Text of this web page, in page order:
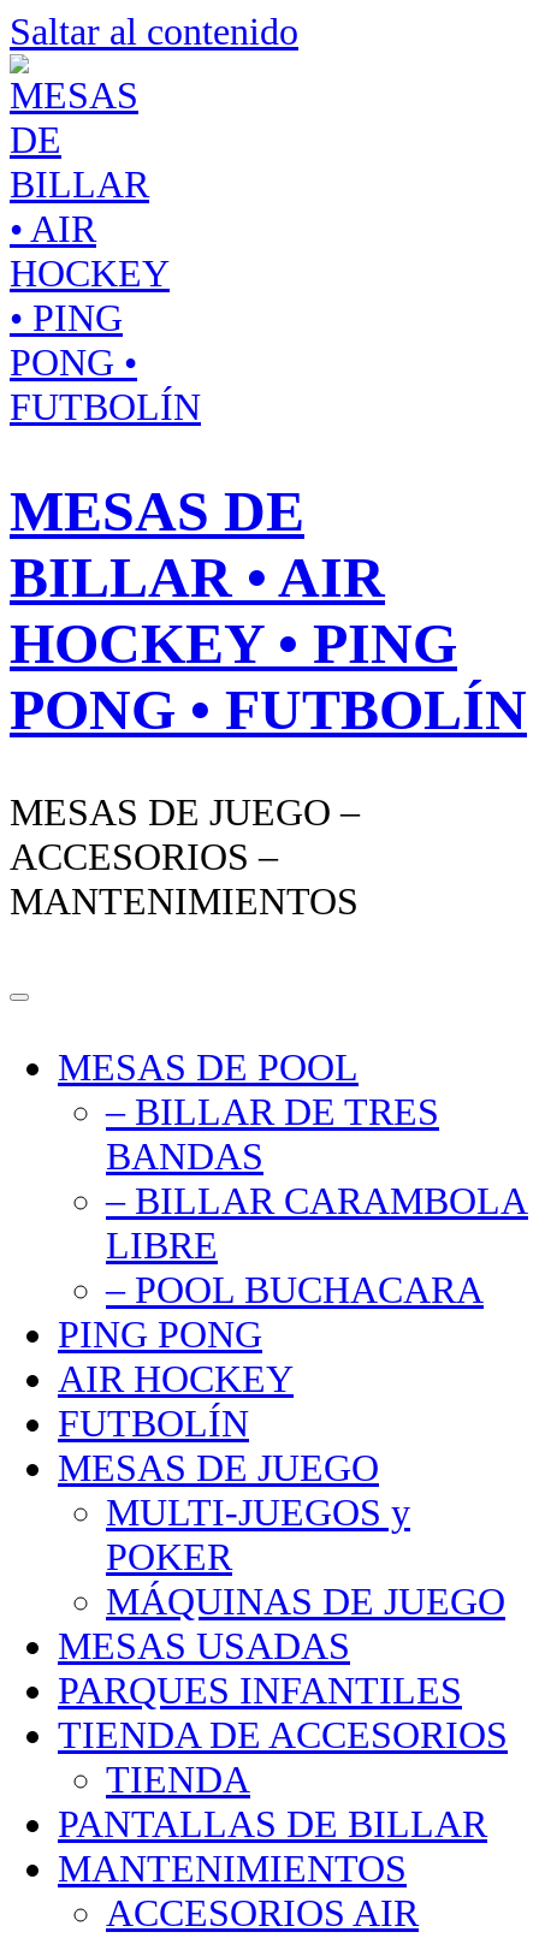
Saltar al contenido
MESAS DE
BILLAR • AIR
HOCKEY • PING
PONG • FUTBOLÍN
MESAS DE JUEGO –
ACCESORIOS –
MANTENIMIENTOS
MESAS DE POOL
– BILLAR DE TRES
BANDAS
– BILLAR CARAMBOLA
LIBRE
– POOL BUCHACARA
PING PONG
AIR HOCKEY
FUTBOLÍN
MESAS DE JUEGO
MULTI-JUEGOS y
POKER
MÁQUINAS DE JUEGO
MESAS USADAS
PARQUES INFANTILES
TIENDA DE ACCESORIOS
TIENDA
PANTALLAS DE BILLAR
MANTENIMIENTOS
ACCESORIOS AIR